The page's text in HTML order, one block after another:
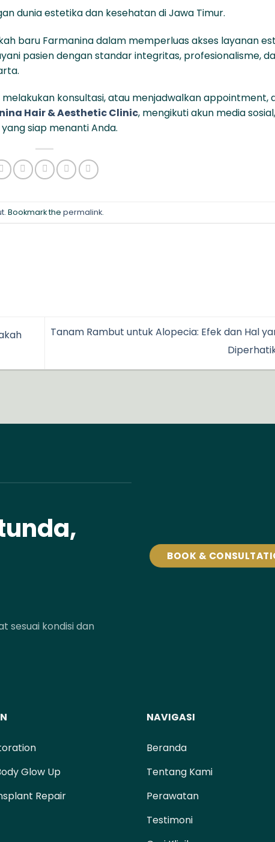
dunia estetika dan kesehatan di Jawa Timur.
baru Farmanina dalam memperluas akses layanan
pasien dengan standar integritas, profesionalisme,
konsultasi, atau menjadwalkan appointment,
Hair & Aesthetic Clinic, mengikuti akun media
siap menanti Anda.
. Bookmark thepermalink.
Tanam Rambut untuk Alopecia: Efek dan Hal
sesuai kondisi dan
BOOK &
Glow Up
Repair
NAVIGASI
Beranda
Tentang Kami
Perawatan
Testimoni